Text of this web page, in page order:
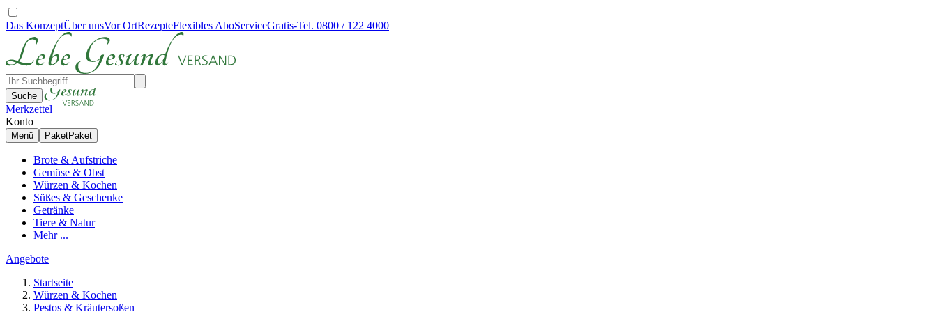
Das KonzeptÜber unsVor OrtRezepteFlexibles AboServiceGratis-Tel. 0800 / 122 4000
Suche
Merkzettel
Konto
Menü PaketPaket
Brote & Aufstriche
Gemüse & Obst
Würzen & Kochen
Süßes & Geschenke
Getränke
Tiere & Natur
Mehr ...
Angebote
Startseite
Würzen & Kochen
Pestos & Kräutersoßen